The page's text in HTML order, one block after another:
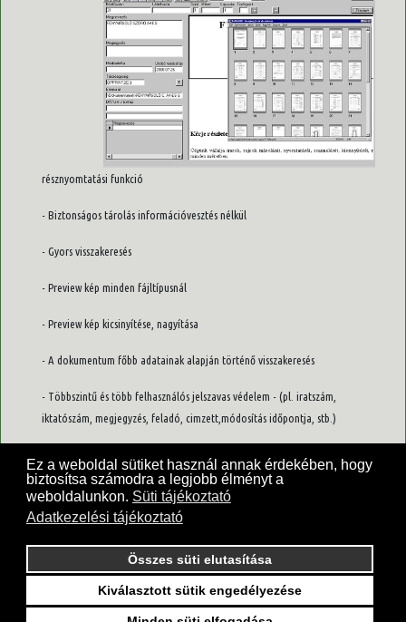
Ez a weboldal sütiket használ annak érdekében, hogy
biztosítsa számodra a legjobb élményt a
weboldalunkon. Süti tájékoztató
Adatkezelési tájékoztató
Összes süti elutasítása
Kiválasztott sütik engedélyezése
résznyomtatási funkció
- Biztonságos tárolás információvesztés nélkül
- Gyors visszakeresés
- Preview kép minden fájltípusnál
- Preview kép kicsinyítése, nagyítása
- A dokumentum főbb adatainak alapján történő visszakeresés
- Többszintű és több felhasználós jelszavas védelem - (pl. iratszám,
iktatószám, megjegyzés, feladó, cimzett,módosítás időpontja, stb.)
KÉRJEN INGYENES SZOFTVER BEMUTATÁSI LEHETŐSÉGET ! /TEL:(1)350-7851/